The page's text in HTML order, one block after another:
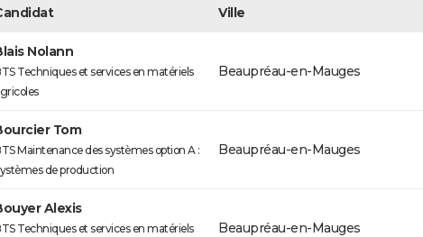
Ville
Nolann
Techniques et services en matériels
Beaupréau-en-Mauges
Tom
Maintenance des systèmes option A :
de production
Beaupréau-en-Mauges
Alexis
Techniques et services en matériels
Beaupréau-en-Mauges